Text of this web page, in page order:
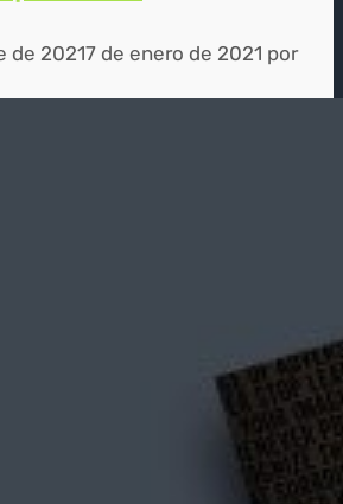
de 20217 de enero de 2021 por